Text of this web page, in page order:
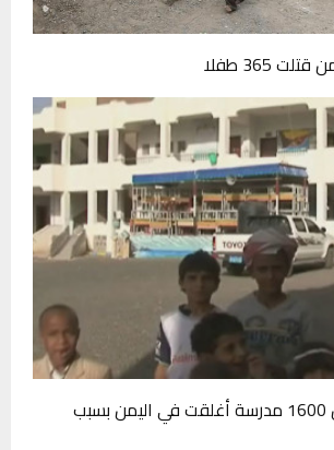
365 طفلا
يونيسف”: أكثر من 1600 مدرسة أغلقت في اليمن بسبب